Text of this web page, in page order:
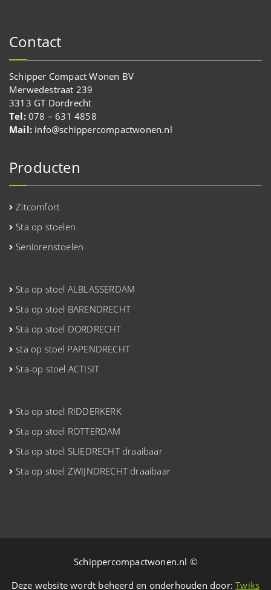
Contact
Schipper Compact Wonen BV
Merwedestraat 239
3313 GT Dordrecht
Tel:078 – 631 4858
Mail: info@schippercompactwonen.nl
Producten
Zitcomfort
Sta op stoelen
Seniorenstoelen
Sta op stoel ALBLASSERDAM
Sta op stoel BARENDRECHT
Sta op stoel DORDRECHT
sta op stoel PAPENDRECHT
Sta-op stoel ACTISIT
Sta op stoel RIDDERKERK
Sta op stoel ROTTERDAM
Sta op stoel SLIEDRECHT draaibaar
Sta op stoel ZWIJNDRECHT draaibaar
Schippercompactwonen.nl ©
Deze website wordt beheerd en onderhouden door:Twiks